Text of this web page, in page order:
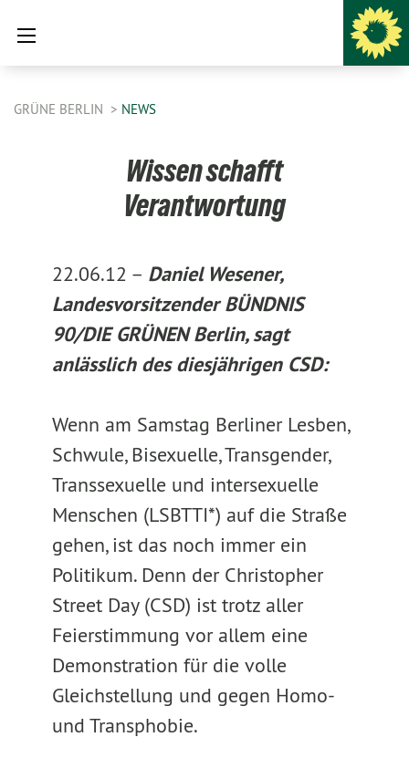
GRÜNE BERLIN NEWS
Wissen schafft
Verantwortung
22.06.12 – Daniel Wesener,
Landesvorsitzender BÜNDNIS
90/DIE GRÜNEN Berlin, sagt
anlässlich des diesjährigen CSD:
Wenn am Samstag Berliner Lesben,
Schwule, Bisexuelle, Transgender,
Transsexuelle und intersexuelle
Menschen (LSBTTI*) auf die Straße
gehen, ist das noch immer ein
Politikum. Denn der Christopher
Street Day (CSD) ist trotz aller
Feierstimmung vor allem eine
Demonstration für die volle
Gleichstellung und gegen Homo-
und Transphobie.